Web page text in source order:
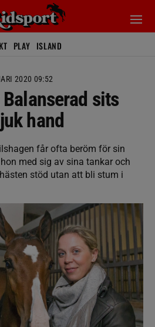
PLAY ISLAND
2020 09:52
sits
hand
får ofta beröm för sin
med sig av sina tankar och
stöd utan att bli stum i